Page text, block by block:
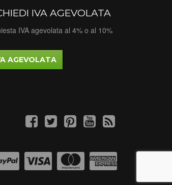
IVA AGEVOLATA
IVA agevolata al 4% o al 10%
AGEVOLATA